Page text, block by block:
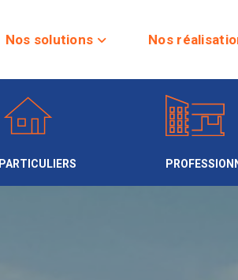
Nos solutions Nos
PARTICULIERS